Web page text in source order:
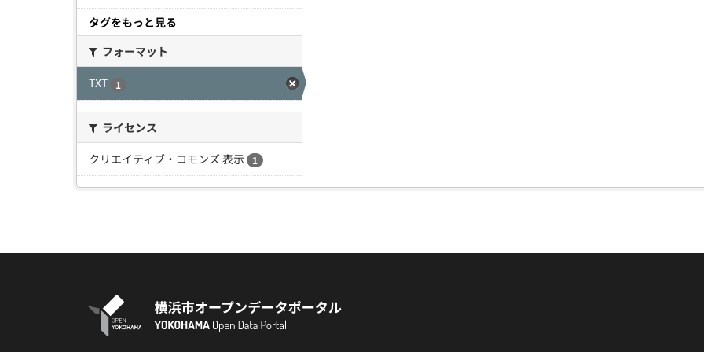
タグをもっと見る
フォーマット
TXT
1
ライセンス
クリエイティブ・コモンズ 表示
1